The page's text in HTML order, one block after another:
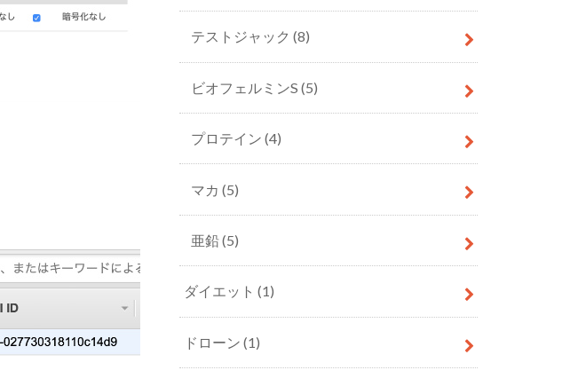
テストジャック (8)
ビオフェルミンS (5)
プロテイン (4)
マカ (5)
亜鉛(5)
ダイエット (1)
ドローン (1)